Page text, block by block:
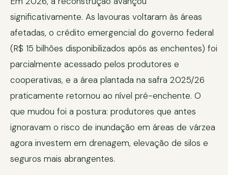
significativamente. As lavouras voltaram às áreas
afetadas, o crédito emergencial do governo federal
(R$ 15 bilhões disponibilizados após as enchentes) foi
parcialmente acessado pelos produtores e
cooperativas, e a área plantada na safra 2025/26
praticamente retornou ao nível pré-enchente. O
que mudou foi a postura: produtores que antes
ignoravam o risco de inundação em áreas de várzea
agora investem em drenagem, elevação de silos e
seguros mais abrangentes.